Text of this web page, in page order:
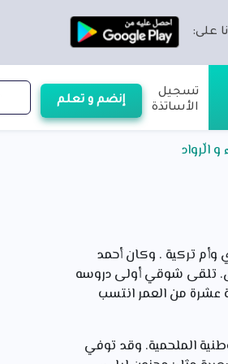
على:
تسجيل
الأساتذة
إنضم و تعلم
الّرواد
معاصر، ولد بالقاهرة عام 1181م من أب مصري وأم تركية . وكان أحمد
تلقى شوقي أولى دروسه
عشرة من العمر انتسب
الملحمية. وقد توفي